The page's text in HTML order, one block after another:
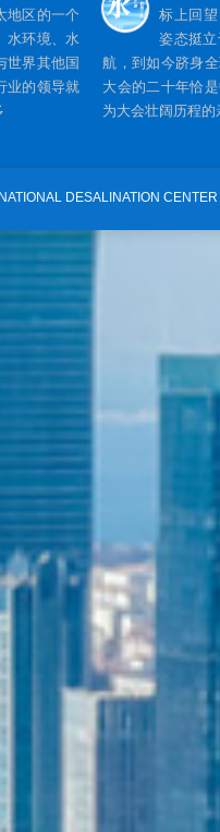
地区的一个
水环境、水
世界其他国
业的领导就
标上回
姿态挺
航，到如今跻身
大会的二十年恰
为大会壮阔历程
DESALINATION CENTER